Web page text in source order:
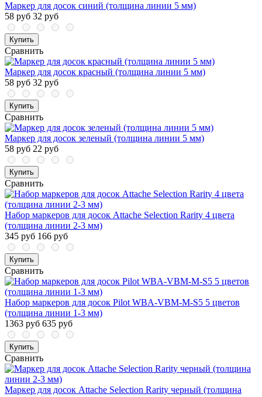
Маркер для досок синий (толщина линии 5 мм)
58 руб 32 руб
Купить
Сравнить
Маркер для досок красный (толщина линии 5 мм)
58 руб 32 руб
Купить
Сравнить
Маркер для досок зеленый (толщина линии 5 мм)
58 руб 22 руб
Купить
Сравнить
Набор маркеров для досок Attache Selection Rarity 4 цвета
(толщина линии 2-3 мм)
345 руб 166 руб
Купить
Сравнить
Набор маркеров для досок Pilot WBA-VBM-M-S5 5 цветов
(толщина линии 1-3 мм)
1363 руб 635 руб
Купить
Сравнить
Маркер для досок Attache Selection Rarity черный (толщина